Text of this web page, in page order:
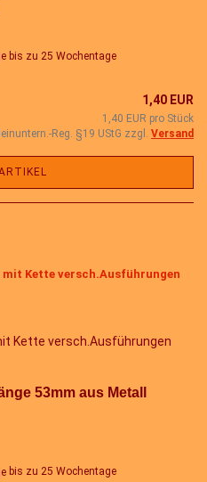
bis zu 25 Wochentage
1,40 EUR
1,40 EUR pro Stück
Reg. §19 UStG zzgl. Versand
Kette versch.Ausführungen
53mm aus Metall
bis zu 25 Wochentage